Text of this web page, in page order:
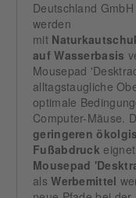
Deutschland
werden
mit
auf Wasserbasis
Mousepad
alltagstaugliche
optimale
Computer-Mäuse.
geringeren
Fußabdruck
Mousepad
alsWerbemittel